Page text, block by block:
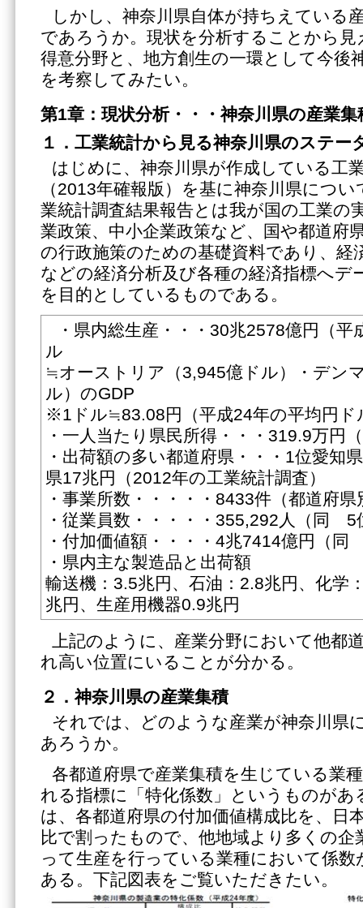
しかし、神奈川県自体が持ちえている
であろうか。現状を分析することから
得意分野と、地方創生の一環として今後
を考察してみたい。
第1章：現状分析・・・神奈川県の産業集
１．工業統計から見る神奈川県のステー
はじめに、神奈川県が作成している工
（2013年確報版）を基に神奈川県につ
業統計調査結果報告とは我が国の工業の
業政策、中小企業政策など、国や都道府
の行政施策のための基礎資料であり、経
などの経済分析及び各種の経済指標へデ
を目的としているものである。
・県内総生産・・・30兆2578億円（
ル
≒オーストリア（3,945億ドル）・デン
ル）のGDP
※1ドル≒83.08円（平成24年の平均円ド
・一人当たり県民所得・・・319.9万円
・出荷額の多い都道府県・・・1位愛知
県17兆円（2012年の工業統計調査）
・事業所数・・・・・8433件（都道府
・従業員数・・・・・355,292人（同 5
・付加価値額・・・・4兆7414億円（
・県内主な製造品と出荷額
輸送機：3.5兆円、石油：2.8兆円、化学
兆円、生産用機器0.9兆円
上記のように、産業分野において他都
れ高い位置にいることが分かる。
２．神奈川県の産業集積
それでは、どのような産業が神奈川県
あろうか。
各都道府県で産業集積を生じている業
れる指標に「特化係数」というものがあ
は、各都道府県の付加価値構成比を、日
比で割ったもので、他地域より多くの企
って生産を行っている業種において係
ある。下記図表をご覧いただきたい。